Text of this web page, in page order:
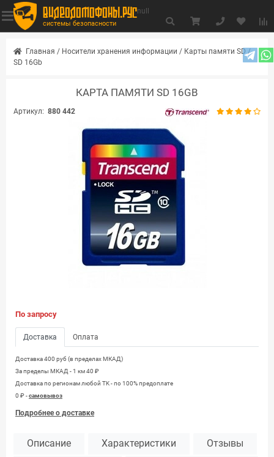
видеодомофоны.рус
системы безопасности
null
Главная / Носители хранения информации / Карты памяти SD /
SD 16Gb
КАРТА ПАМЯТИ SD 16GB
Артикул: 880 442
По запросу
Доставка Оплата
Доставка 400 руб (в пределах МКАД)
За пределы МКАД - 1 км 40 ₽
Доставка по регионам любой TK - по 100% предоплате
0 ₽ -самовывоз
Подробнее о доставке
Описание Характеристики Отзывы